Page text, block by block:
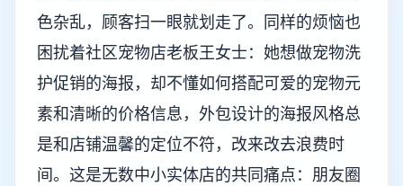
色杂乱，顾客扫一眼就划走了。同样的烦恼也
困扰着社区宠物店老板王女士：她想做宠物洗
护促销的海报，却不懂如何搭配可爱的宠物元
素和清晰的价格信息，外包设计的海报风格总
是和店铺温馨的定位不符，改来改去浪费时
间。这是无数中小实体店的共同痛点：朋友圈